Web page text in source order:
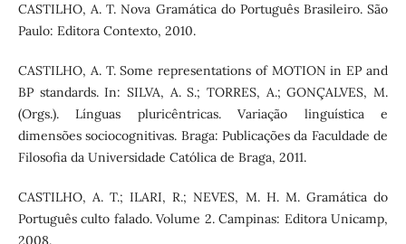
CASTILHO, A. T. Nova Gramática do Português Brasileiro. São
Paulo: Editora Contexto, 2010.
CASTILHO, A. T. Some representations of MOTION in EP and
BP standards. In: SILVA, A. S.; TORRES, A.; GONÇALVES, M.
(Orgs.). Línguas pluricêntricas. Variação linguística e
dimensões sociocognitivas. Braga: Publicações da Faculdade de
Filosofia da Universidade Católica de Braga, 2011.
CASTILHO, A. T.; ILARI, R.; NEVES, M. H. M. Gramática do
Português culto falado. Volume 2. Campinas: Editora Unicamp,
2008.